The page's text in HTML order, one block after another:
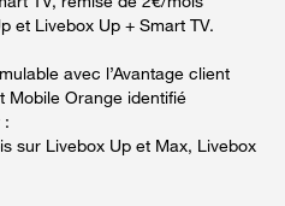
et Livebox Up + Smart TV.
avec l’Avantage client
Mobile Orange identifié
:
sur Livebox Up et Max, Livebox